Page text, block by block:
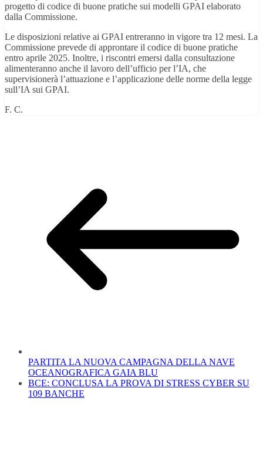
progetto di codice di buone pratiche sui modelli GPAI elaborato
dalla Commissione.
Le disposizioni relative ai GPAI entreranno in vigore tra 12 mesi. La
Commissione prevede di approntare il codice di buone pratiche
entro aprile 2025. Inoltre, i riscontri emersi dalla consultazione
alimenteranno anche il lavoro dell’ufficio per l’IA, che
supervisionerà l’attuazione e l’applicazione delle norme della legge
sull’IA sui GPAI.
F. C.
PARTITA LA NUOVA CAMPAGNA DELLA NAVE
OCEANOGRAFICA GAIA BLU
BCE: CONCLUSA LA PROVA DI STRESS CYBER SU
109 BANCHE